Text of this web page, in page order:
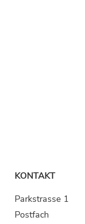
KONTAKT
Parkstrasse 1
Postfach